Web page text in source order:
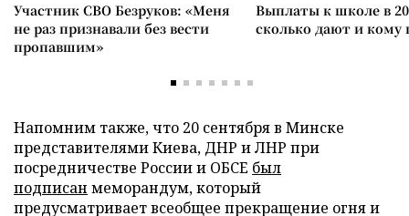
Участник СВО Безруков: «Меня
не раз признавали без вести
пропавшим»
Выплаты к школе в
сколько дают и
Напомним также, что 20 сентября в Минске
представителями Киева, ДНР и ЛНР при
посредничестве России и ОБСЕ был
подписан меморандум, который
предусматривает всеобщее прекращение огня и